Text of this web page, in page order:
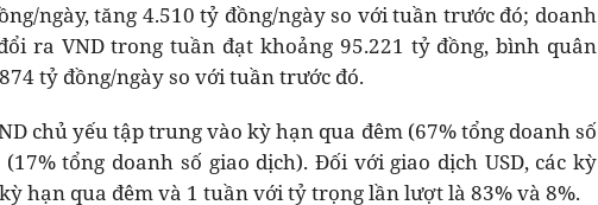
ngày, tăng 4.510 tỷ đồng/ngày so với tuần trước đó; doanh
ra VND trong tuần đạt khoảng 95.221 tỷ đồng, bình quân
tỷ đồng/ngày so với tuần trước đó.
chủ yếu tập trung vào kỳ hạn qua đêm (67% tổng doanh số
tổng doanh số giao dịch). Đối với giao dịch USD, các kỳ
hạn qua đêm và 1 tuần với tỷ trọng lần lượt là 83% và 8%.